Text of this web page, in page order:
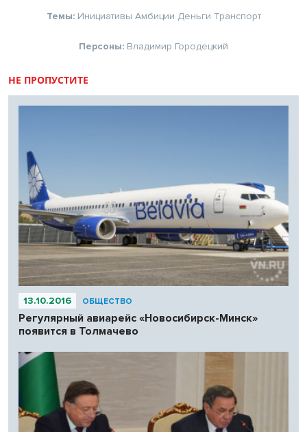
Темы: Инициативы Амбиции Деньги Транспорт
Персоны: Владимир Городецкий
НЕ ПРОПУСТИТЕ
13.10.2016 ОБЩЕСТВО
Регулярный авиарейс «Новосибирск-Минск»
появится в Толмачево